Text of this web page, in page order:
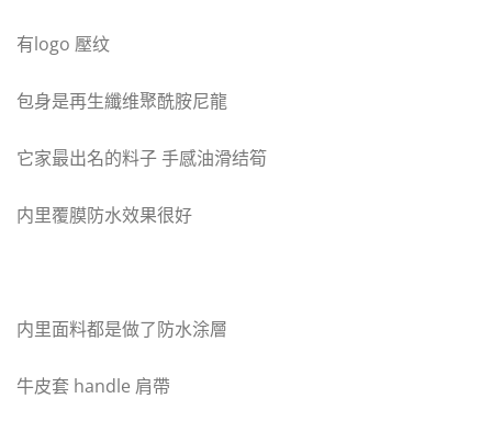
有logo 壓纹
包身是再生纖维聚酰胺尼龍
它家最出名的料子 手感油滑结筍
内里覆膜防水效果很好
内里面料都是做了防水涂層
牛皮套 handle 肩帶